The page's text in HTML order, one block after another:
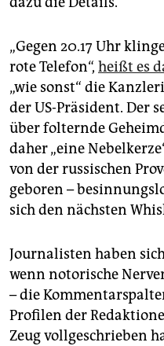
„Gegen 20.17 Uhr
rote Telefon“, heißt es
„wie sonst“ die
der US-Präsident. Der
über folternde
daher „eine
von der russischen
geboren –
sich den nächsten
Journalisten haben
wenn notorische
– die
Profilen der
Zeug vollgeschrieben